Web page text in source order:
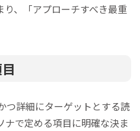
り、「アプローチすべき最重
つ詳細にターゲットとする読
ナで定める項目に明確な決ま